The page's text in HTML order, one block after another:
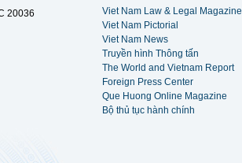
20036
Viet Nam Law & Legal Magazine
Viet Nam Pictorial
Viet Nam News
Truyền hình Thông tấn
The World and Vietnam Report
Foreign Press Center
Que Huong Online Magazine
Bộ thủ tục hành chính